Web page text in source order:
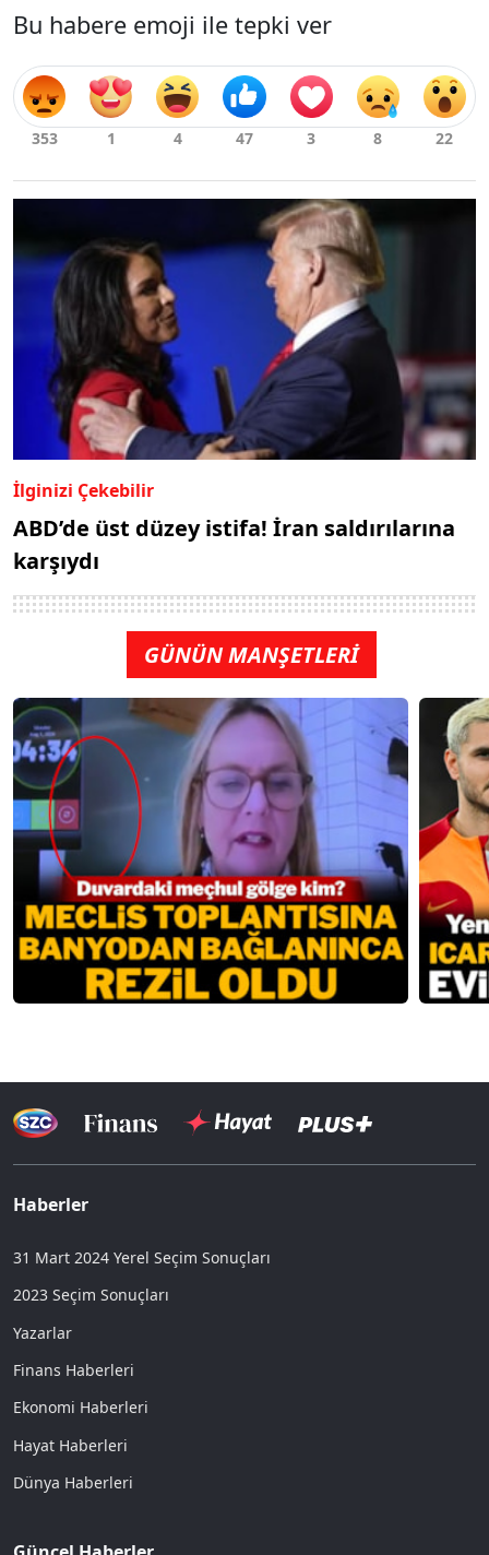
Bu habere emoji ile tepki ver
İlginizi Çekebilir
ABD’de üst düzey istifa! İran saldırılarına
karşıydı
GÜNÜN MANŞETLERİ
Haberler
31 Mart 2024 Yerel Seçim Sonuçları
2023 Seçim Sonuçları
Yazarlar
Finans Haberleri
Ekonomi Haberleri
Hayat Haberleri
Dünya Haberleri